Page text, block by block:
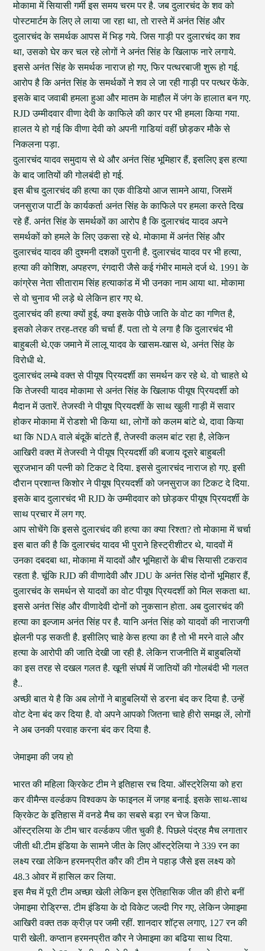
मोकामा में सियासी गर्मी इस समय चरम पर है. जब दुलारचंद के शव को
पोस्टमार्टम के लिए ले लाया जा रहा था, तो रास्ते में अनंत सिंह और
दुलारचंद के समर्थक आपस में भिड़ गये. जिस गाड़ी पर दुलारचंद का शव
था, उसको घेर कर चल रहे लोगों ने अनंत सिंह के खिलाफ नारे लगाये.
इससे अनंत सिंह के समर्थक नाराज हो गए, फिर पत्थरबाजी शुरू हो गई.
आरोप है कि अनंत सिंह के समर्थकों ने शव ले जा रही गाड़ी पर पत्थर फेंके.
इसके बाद जवाबी हमला हुआ और मातम के माहौल में जंग के हालात बन गए.
RJD उम्मीदवार वीणा देवी के काफिले की कार पर भी हमला किया गया.
हालत ये हो गई कि वीणा देवी को अपनी गाडियां वहीं छोड़कर मौके से
निकलना पड़ा.
दुलारचंद यादव समुदाय से थे और अनंत सिंह भूमिहार हैं, इसलिए इस हत्या
के बाद जातियों की गोलबंदी हो गई.
इस बीच दुलारचंद की हत्या का एक वीडियो आज सामने आया, जिसमें
जनसुराज पार्टी के कार्यकर्ता अनंत सिंह के काफिले पर हमला करते दिख
रहे हैं. अनंत सिंह के समर्थकों का आरोप है कि दुलारचंद यादव अपने
समर्थकों को हमले के लिए उकसा रहे थे. मोकामा में अनंत सिंह और
दुलारचंद यादव की दुश्मनी दशकों पुरानी है. दुलारचंद यादव पर भी हत्या,
हत्या की कोशिश, अपहरण, रंगदारी जैसे कई गंभीर मामले दर्ज थे. 1991 के
कांग्रेस नेता सीताराम सिंह हत्याकांड में भी उनका नाम आया था. मोकामा
से वो चुनाव भी लड़े थे लेकिन हार गए थे.
दुलारचंद की हत्या क्यों हुई, क्या इसके पीछे जाति के वोट का गणित है,
इसको लेकर तरह-तरह की चर्चा हैं. पता तो ये लगा है कि दुलारचंद भी
बाहुबली थे.एक जमाने में लालू यादव के खासम-खास थे, अनंत सिंह के
विरोधी थे.
दुलारचंद लम्बे वक्त से पीयूष प्रियदर्शी का समर्थन कर रहे थे. वो चाहते थे
कि तेजस्वी यादव मोकामा से अनंत सिंह के खिलाफ पीयूष प्रियदर्शी को
मैदान में उतारें. तेजस्वी ने पीयूष प्रियदर्शी के साथ खुली गाड़ी में सवार
होकर मोकामा में रोडशो भी किया था, लोगों को कलम बांटे थे, दावा किया
था कि NDA वाले बंदूकें बांटते हैं, तेजस्वी कलम बांट रहा है, लेकिन
आखिरी वक्त में तेजस्वी ने पीयूष प्रियदर्शी की बजाय दूसरे बाहुबली
सूरजभान की पत्नी को टिकट दे दिया. इससे दुलारचंद नाराज हो गए. इसी
दौरान प्रशान्त किशोर ने पीयूष प्रियदर्शी को जनसुराज का टिकट दे दिया.
इसके बाद दुलारचंद भी RJD के उम्मीदवार को छोड़कर पीयूष प्रियदर्शी के
साथ प्रचार में लग गए.
आप सोचेंगे कि इससे दुलारचंद की हत्या का क्या रिश्ता? तो मोकामा में चर्चा
इस बात की है कि दुलारचंद यादव भी पुराने हिस्ट्रीशीटर थे, यादवों में
उनका दबदबा था, मोकामा में यादवों और भूमिहारों के बीच सियासी टकराव
रहता है. चूंकि RJD की वीणादेवी और JDU के अनंत सिंह दोनों भूमिहार हैं,
दुलारचंद के समर्थन से यादवों का वोट पीयूष प्रियदर्शी को मिल सकता था.
इससे अनंत सिंह और वीणादेवी दोनों को नुकसान होता. अब दुलारचंद की
हत्या का इल्जाम अनंत सिंह पर है. यानि अनंत सिंह को यादवों की नाराजगी
झेलनी पड़ सकती है. इसीलिए चाहे केस हत्या का है तो भी मरने वाले और
हत्या के आरोपी की जाति देखी जा रही है. लेकिन राजनीति में बाहुबलियों
का इस तरह से दखल गलत है. खूनी संघर्ष में जातियों की गोलबंदी भी गलत
है..
अच्छी बात ये है कि अब लोगों ने बाहुबलियों से डरना बंद कर दिया है. उन्हें
वोट देना बंद कर दिया है. वो अपने आपको जितना चाहे हीरो समझ लें, लोगों
ने अब उनकी परवाह करना बंद कर दिया है.
जेमाइमा की जय हो
भारत की महिला क्रिकेट टीम ने इतिहास रच दिया. ऑस्ट्रेलिया को हरा
कर वीमैन्स वर्ल्डकप विश्वकप के फाइनल में जगह बनाई. इसके साथ-साथ
क्रिकेट के इतिहास में वनडे मैच का सबसे बड़ा रन चेज किया.
ऑस्ट्रलिया के टीम चार वर्ल्डकप जीत चुकी है. पिछले पंद्रह मैच लगातार
जीती थी.टीम इंडिया के सामने जीत के लिए ऑस्ट्रेलिया ने 339 रन का
लक्ष्य रखा लेकिन हरमनप्रीत कौर की टीम ने पहाड़ जैसे इस लक्ष्य को
48.3 ओवर में हासिल कर लिया.
इस मैच में पूरी टीम अच्छा खेली लेकिन इस ऐतिहासिक जीत की हीरो बनीं
जेमाइमा रोड्रिग्स. टीम इंडिया के दो विकेट जल्दी गिर गए, लेकिन जेमाइमा
आखिरी वक्त तक क्रीज़ पर जमी रहीं. शानदार शॉट्स लगाए, 127 रन की
पारी खेली. कप्तान हरमनप्रीत कौर ने जेमाइमा का बढिया साथ दिया.